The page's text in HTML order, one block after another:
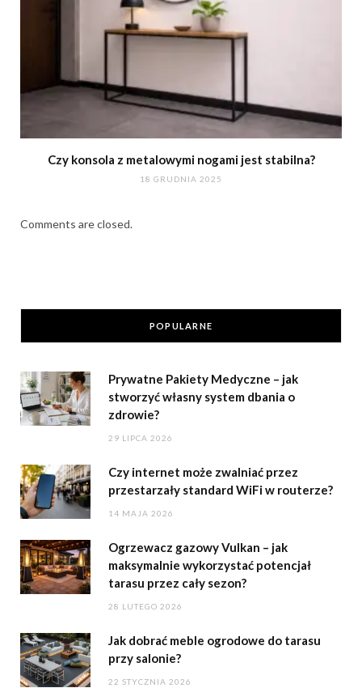
Czy konsola z metalowymi nogami jest stabilna?
18 GRUDNIA 2025
Comments are closed.
POPULARNE
Prywatne Pakiety Medyczne – jak
stworzyć własny system dbania o
zdrowie?
29 LIPCA 2026
Czy internet może zwalniać przez
przestarzały standard WiFi w routerze?
14 MAJA 2026
Ogrzewacz gazowy Vulkan – jak
maksymalnie wykorzystać potencjał
tarasu przez cały sezon?
28 LUTEGO 2026
Jak dobrać meble ogrodowe do tarasu
przy salonie?
22 STYCZNIA 2026